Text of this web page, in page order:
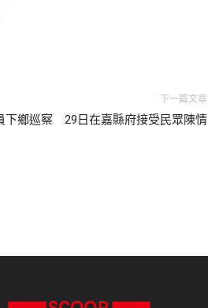
下一篇文章
下鄉巡察 29日在嘉縣府接受民眾陳情